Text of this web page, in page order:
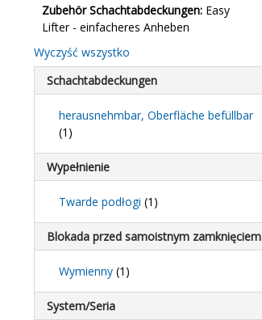
Zubehör Schachtabdeckungen: Easy
Lifter - einfacheres Anheben
Wyczyść wszystko
Schachtabdeckungen
herausnehmbar, Oberfläche befüllbar
(1)
Wypełnienie
Twarde podłogi (1)
Blokada przed samoistnym zamknięciem
Wymienny (1)
System/Seria